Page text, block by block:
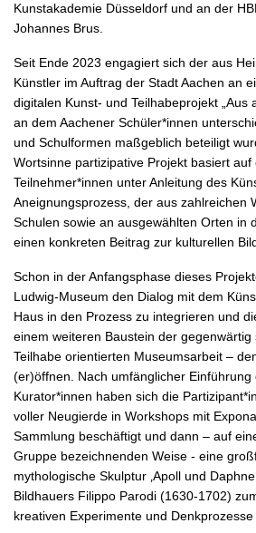
Kunstakademie Düsseldorf und an der
Johannes Brus.
Seit Ende 2023 engagiert sich der aus
Künstler im Auftrag der Stadt Aachen an
digitalen Kunst- und Teilhabeprojekt „Aus
an dem Aachener Schüler*innen
und Schulformen maßgeblich beteiligt
Wortsinne partizipative Projekt basiert auf
Teilnehmer*innen unter Anleitung des
Aneignungsprozess, der aus zahlreichen
Schulen sowie an ausgewählten Orten in
einen konkreten Beitrag zur kulturellen
Schon in der Anfangsphase dieses
Ludwig-Museum den Dialog mit dem
Haus in den Prozess zu integrieren und
einem weiteren Baustein der
Teilhabe orientierten Museumsarbeit –
(er)öffnen. Nach umfänglicher
Kurator*innen haben sich die
voller Neugierde in Workshops mit
Sammlung beschäftigt und dann – auf
Gruppe bezeichnenden Weise - eine
mythologische Skulptur ‚Apoll und
Bildhauers Filippo Parodi (1630-1702)
kreativen Experimente und Denkprozesse